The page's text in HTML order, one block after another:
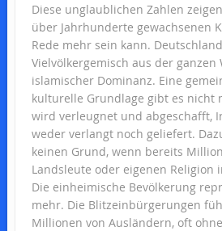
Diese unglaublichen Zahlen
über Jahrhunderte gewachsenen
Rede mehr sein kann.
Vielvölkergemisch aus der ganzen
islamischer Dominanz. Eine
kulturelle Grundlage gibt es nicht
wird verleugnet und abgeschafft,
weder verlangt noch geliefert.
keinen Grund, wenn bereits
Landsleute oder eigenen Religion
Die einheimische Bevölkerung
mehr. Die Blitzeinbürgerungen
Millionen von Ausländern, oft